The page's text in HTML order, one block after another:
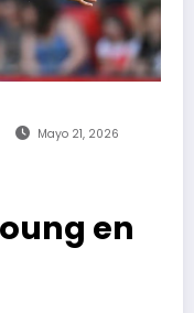
Mayo 21, 2026
en